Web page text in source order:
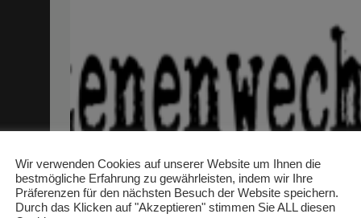
Wir verwenden Cookies auf unserer Website um Ihnen die
bestmögliche Erfahrung zu gewährleisten, indem wir Ihre
Präferenzen für den nächsten Besuch der Website speichern.
Durch das Klicken auf "Akzeptieren" stimmen Sie ALL diesen